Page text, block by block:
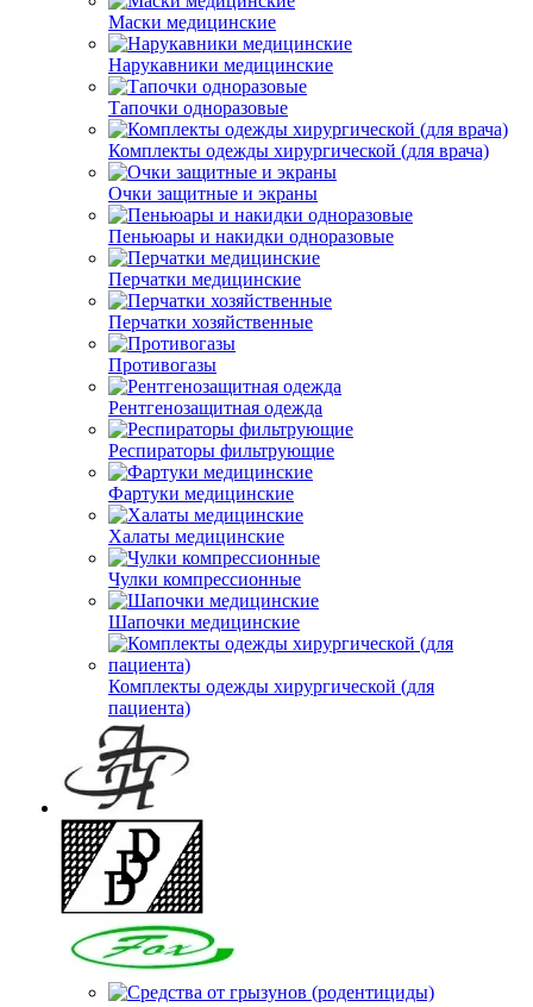
Маски медицинские
Нарукавники медицинские
Тапочки одноразовые
Комплекты одежды хирургической (для врача)
Очки защитные и экраны
Пеньюары и накидки одноразовые
Перчатки медицинские
Перчатки хозяйственные
Противогазы
Рентгенозащитная одежда
Респираторы фильтрующие
Фартуки медицинские
Халаты медицинские
Чулки компрессионные
Шапочки медицинские
Комплекты одежды хирургической (для
пациента)